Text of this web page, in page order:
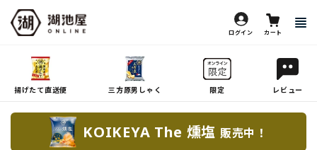
ログイン カート
揚げたて直送便 三方原男しゃく 限定 レビュー
KOIKEYA The 燻塩 販売中！